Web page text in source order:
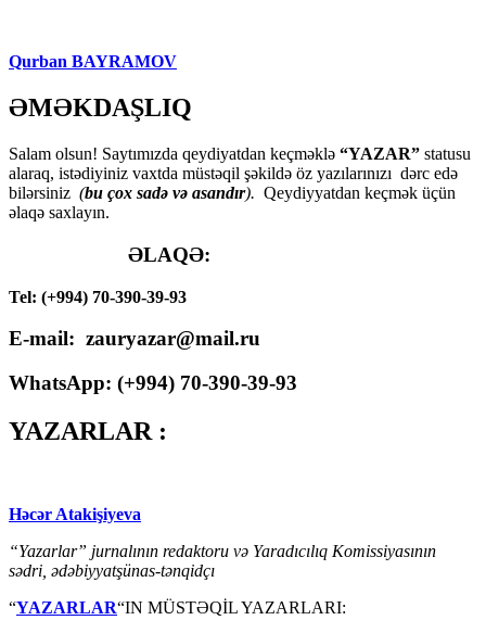
Qurban BAYRAMOV
ƏMƏKDAŞLIQ
Salam olsun! Saytımızda qeydiyatdan keçməklə “YAZAR” statusu
alaraq, istədiyiniz vaxtda müstəqil şəkildə öz yazılarınızı dərc edə
bilərsiniz (bu çox sadə və asandır). Qeydiyyatdan keçmək üçün
əlaqə saxlayın.
ƏLAQƏ:
Tel: (+994) 70-390-39-93
E-mail: zauryazar@mail.ru
WhatsApp: (+994) 70-390-39-93
YAZARLAR :
Həcər Atakişiyeva
“Yazarlar” jurnalının redaktoru və Yaradıcılıq Komissiyasının
sədri, ədəbiyyatşünas-tənqidçı
“YAZARLAR“IN MÜSTƏQİL YAZARLARI: